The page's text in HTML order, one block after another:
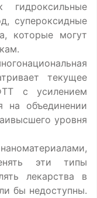
супероксидные
которые могут
текущее
с усилением
на объединении
уровня
эти типы
лекарства в
бы недоступны.